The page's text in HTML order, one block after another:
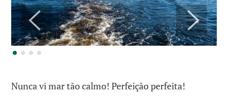
Nunca vi mar tão calmo! Perfeição perfeita!